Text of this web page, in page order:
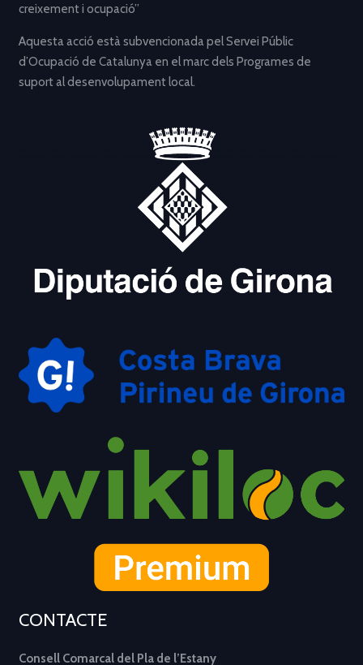
creixement i ocupació”
Aquesta acció està subvencionada pel Servei Públic
d’Ocupació de Catalunya en el marc dels Programes de
suport al desenvolupament local.
CONTACTE
Consell Comarcal del Pla de l’Estany